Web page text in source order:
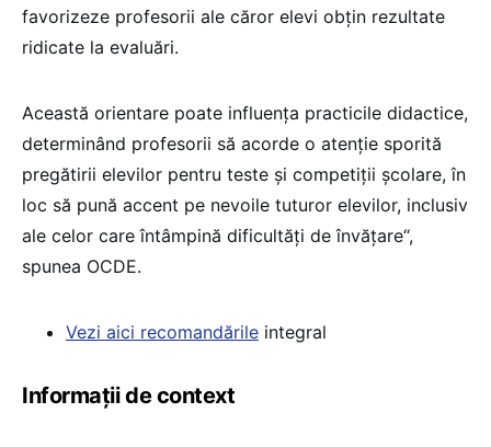
favorizeze profesorii ale căror elevi obțin rezultate
ridicate la evaluări.
Această orientare poate influența practicile didactice,
determinând profesorii să acorde o atenție sporită
pregătirii elevilor pentru teste și competiții școlare, în
loc să pună accent pe nevoile tuturor elevilor, inclusiv
ale celor care întâmpină dificultăți de învățare“,
spunea OCDE.
Vezi aici recomandările integral
Informații de context